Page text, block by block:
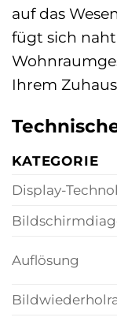
auf das
fügt sich
Ihrem
KATEGORIE
Display-
Auflösung